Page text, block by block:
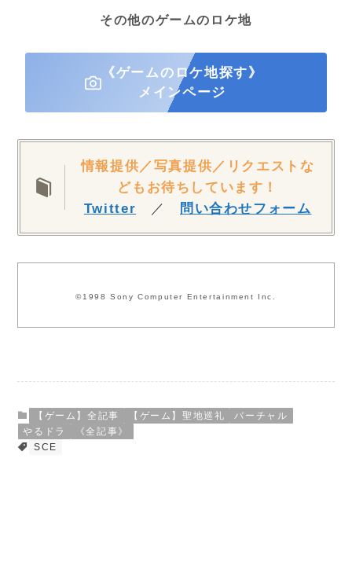
その他のゲームのロケ地
《ゲームのロケ地探す》
メインページ
情報提供／写真提供／リクエストな
どもお待ちしています！
Twitter ／ 問い合わせフォーム
©1998 Sony Computer Entertainment Inc.
【ゲーム】全記事 【ゲーム】聖地巡礼
バーチャル
やるドラ
《全記事》
SCE